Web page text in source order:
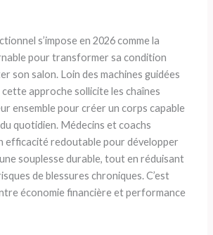
s’impose en 2026 comme la
pour transformer sa condition
son salon. Loin des machines guidées
approche sollicite les chaînes
ensemble pour créer un corps capable
quotidien. Médecins et coachs
efficacité redoutable pour développer
souplesse durable, tout en réduisant
de blessures chroniques. C’est
économie financière et performance